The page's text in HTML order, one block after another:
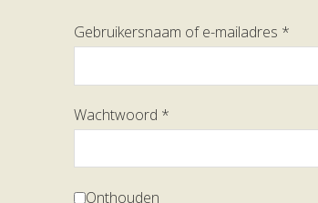
Gebruikersnaam of e-mailadres *
Wachtwoord *
Onthouden